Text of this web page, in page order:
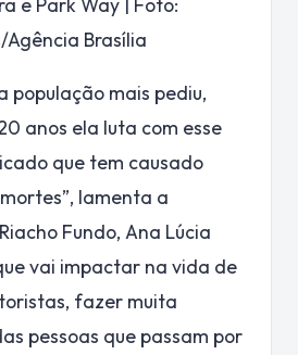
Agência Brasília
população mais pediu,
anos ela luta com esse
que tem causado
lamenta a
Fundo, Ana Lúcia
vai impactar na vida de
fazer muita
pessoas que passam por